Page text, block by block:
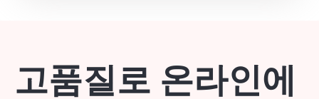
고품질로 온라인에